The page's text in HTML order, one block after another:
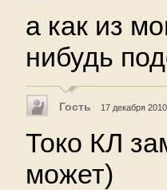
а как из
нибудь
Гость 17 декабря
Токо КЛ
может)